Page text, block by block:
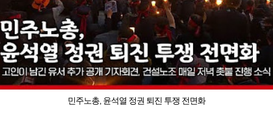
민주노총, 윤석열 정권 퇴진 투쟁 전면화